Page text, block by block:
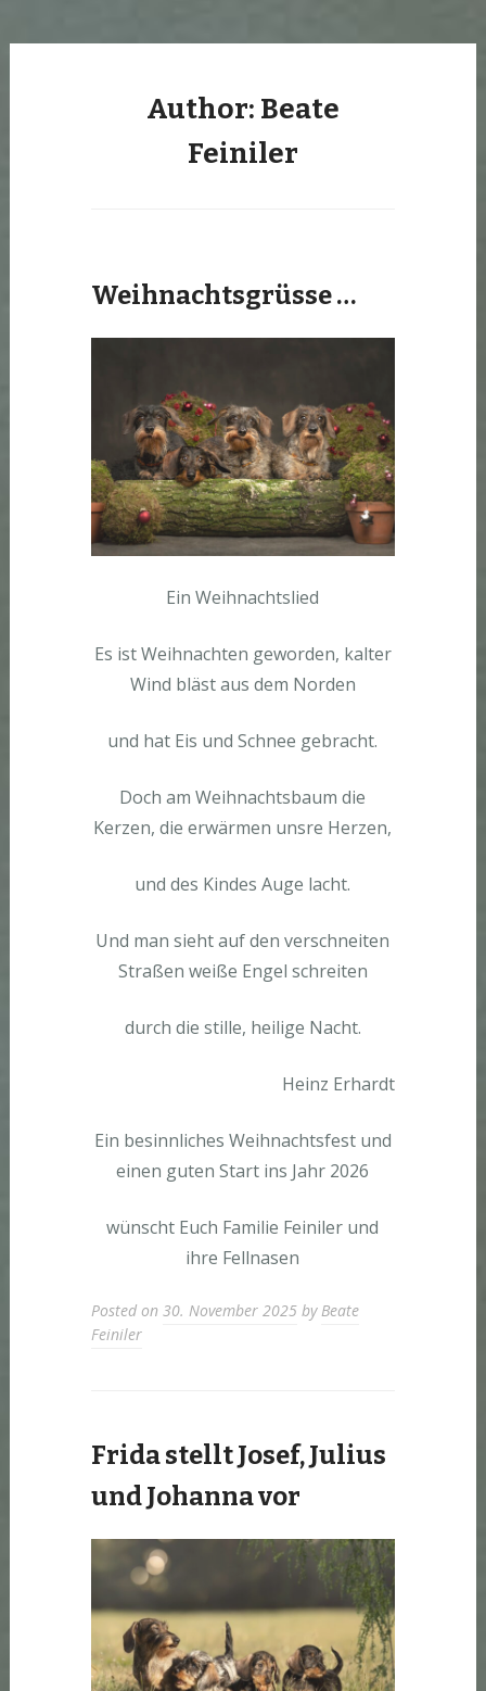
Author: Beate
Feiniler
Weihnachtsgrüsse …
Ein Weihnachtslied
Es ist Weihnachten geworden, kalter
Wind bläst aus dem Norden
und hat Eis und Schnee gebracht.
Doch am Weihnachtsbaum die
Kerzen, die erwärmen unsre Herzen,
und des Kindes Auge lacht.
Und man sieht auf den verschneiten
Straßen weiße Engel schreiten
durch die stille, heilige Nacht.
Heinz Erhardt
Ein besinnliches Weihnachtsfest und
einen guten Start ins Jahr 2026
wünscht Euch Familie Feiniler und
ihre Fellnasen
Posted on 30. November 2025byBeate
Feiniler
Frida stellt Josef, Julius
und Johanna vor